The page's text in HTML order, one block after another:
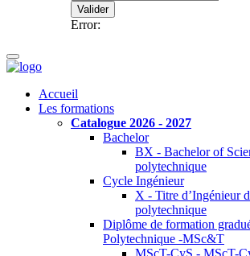
Valider
Error:
Accueil
Les formations
Catalogue 2026 - 2027
Bachelor
BX - Bachelor of
polytechnique
Cycle Ingénieur
X - Titre d’Ingénieur
polytechnique
Diplôme de formation
Polytechnique -MSc&T
MScT-CyS - MScT-